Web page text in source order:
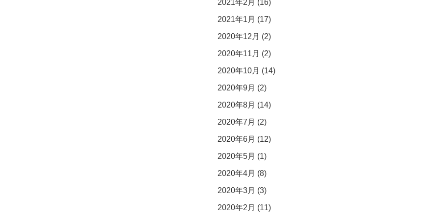
2021年2月 (16)
2021年1月 (17)
2020年12月 (2)
2020年11月 (2)
2020年10月 (14)
2020年9月 (2)
2020年8月 (14)
2020年7月 (2)
2020年6月 (12)
2020年5月 (1)
2020年4月 (8)
2020年3月 (3)
2020年2月 (11)